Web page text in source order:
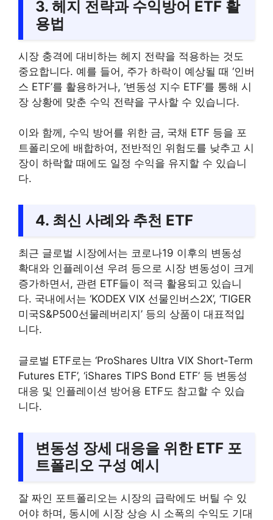
3. 헤지 전략과 수익방어 ETF 활
용법
시장 충격에 대비하는 헤지 전략을 적용하는 것도
중요합니다. 예를 들어, 주가 하락이 예상될 때 ‘인버
스 ETF’를 활용하거나, ‘변동성 지수 ETF’를 통해 시
장 상황에 맞춘 수익 전략을 구사할 수 있습니다.
이와 함께, 수익 방어를 위한 금, 국채 ETF 등을 포
트폴리오에 배합하여, 전반적인 위험도를 낮추고 시
장이 하락할 때에도 일정 수익을 유지할 수 있습니
다.
4. 최신 사례와 추천 ETF
최근 글로벌 시장에서는 코로나19 이후의 변동성
확대와 인플레이션 우려 등으로 시장 변동성이 크게
증가하면서, 관련 ETF들이 적극 활용되고 있습니
다. 국내에서는 ‘KODEX VIX 선물인버스2X’, ‘TIGER
미국S&P500선물레버리지’ 등의 상품이 대표적입
니다.
글로벌 ETF로는 ‘ProShares Ultra VIX Short-Term
Futures ETF’, ‘iShares TIPS Bond ETF’ 등 변동성
대응 및 인플레이션 방어용 ETF도 참고할 수 있습
니다.
변동성 장세 대응을 위한 ETF 포
트폴리오 구성 예시
잘 짜인 포트폴리오는 시장의 급락에도 버틸 수 있
어야 하며, 동시에 시장 상승 시 소폭의 수익도 기대